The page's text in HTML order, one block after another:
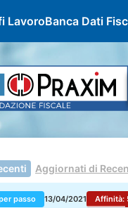
LavoroBanca Dati
Aggiornati di
passo 13/04/2021 Affinità: